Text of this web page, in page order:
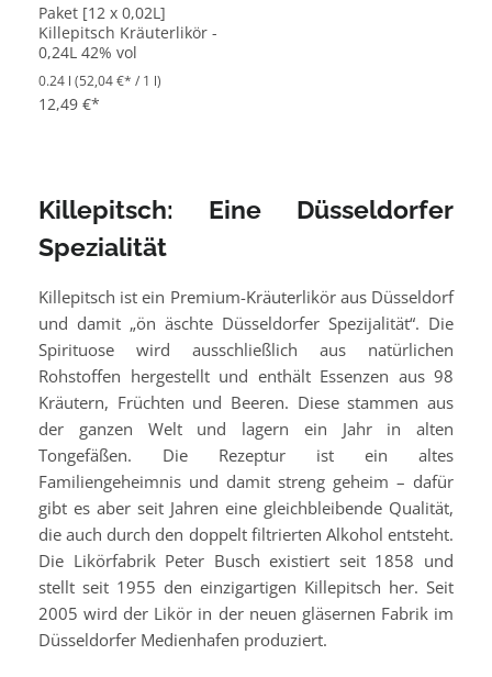
Paket [12 x 0,02L]
Killepitsch Kräuterlikör -
0,24L 42% vol
0.24 l (52,04 €* / 1 l)
12,49 €*
Killepitsch: Eine Düsseldorfer
Spezialität
Killepitsch ist ein Premium-Kräuterlikör aus Düsseldorf
und damit „ön äschte Düsseldorfer Spezijalität“. Die
Spirituose wird ausschließlich aus natürlichen
Rohstoffen hergestellt und enthält Essenzen aus 98
Kräutern, Früchten und Beeren. Diese stammen aus
der ganzen Welt und lagern ein Jahr in alten
Tongefäßen. Die Rezeptur ist ein altes
Familiengeheimnis und damit streng geheim – dafür
gibt es aber seit Jahren eine gleichbleibende Qualität,
die auch durch den doppelt filtrierten Alkohol entsteht.
Die Likörfabrik Peter Busch existiert seit 1858 und
stellt seit 1955 den einzigartigen Killepitsch her. Seit
2005 wird der Likör in der neuen gläsernen Fabrik im
Düsseldorfer Medienhafen produziert.